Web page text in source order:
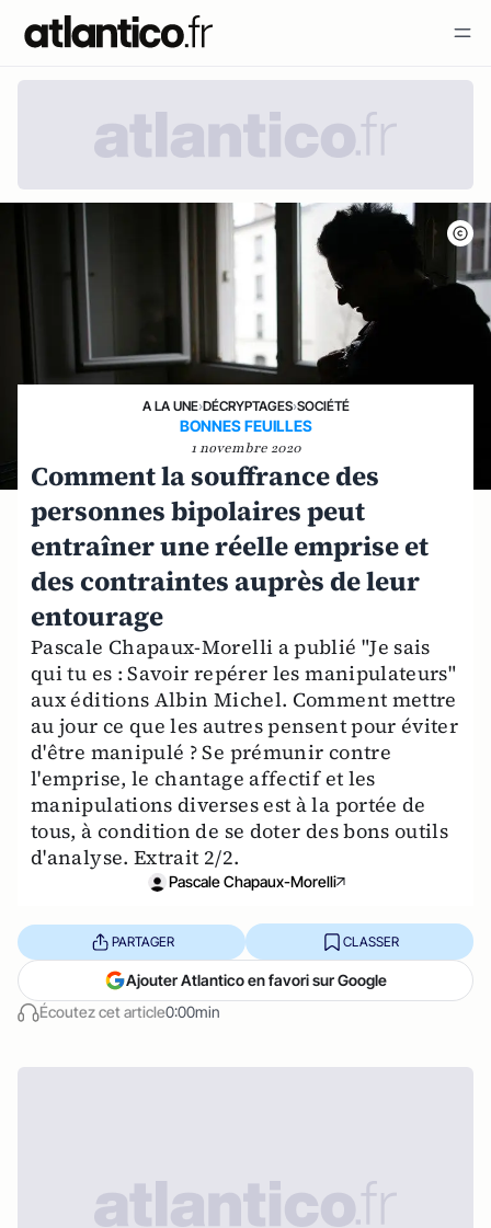
A LA UNE›DÉCRYPTAGES›SOCIÉTÉ
BONNES FEUILLES
1 novembre 2020
Comment la souffrance des
personnes bipolaires peut
entraîner une réelle emprise et
des contraintes auprès de leur
entourage
Pascale Chapaux-Morelli a publié "Je sais
qui tu es : Savoir repérer les manipulateurs"
aux éditions Albin Michel. Comment mettre
au jour ce que les autres pensent pour éviter
d'être manipulé ? Se prémunir contre
l'emprise, le chantage affectif et les
manipulations diverses est à la portée de
tous, à condition de se doter des bons outils
d'analyse. Extrait 2/2.
Pascale Chapaux-Morelli
Écoutez cet article0:00min
PARTAGER CLASSER
Ajouter Atlantico en favori sur Google